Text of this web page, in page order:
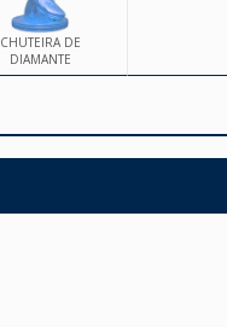
CHUTEIRA DE
DIAMANTE